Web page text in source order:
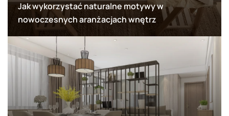
Jak wykorzystać naturalne motywy w
nowoczesnych aranżacjach wnętrz